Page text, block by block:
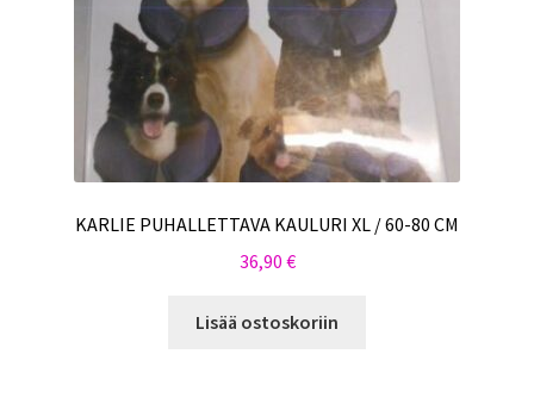
KARLIE PUHALLETTAVA KAULURI XL / 60-80 CM
36,90 €
Lisää ostoskoriin